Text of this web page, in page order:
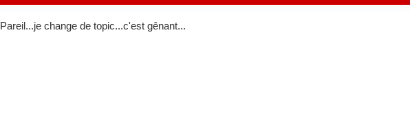
Pareil...je change de topic...c'est gênant...